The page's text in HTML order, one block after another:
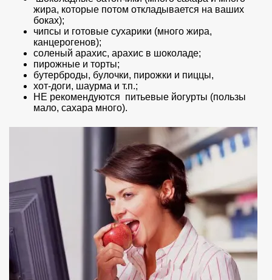
жира, которые потом откладывается на ваших
боках);
чипсы и готовые сухарики (много жира,
канцерогенов);
соленый арахис, арахис в шоколаде;
пирожные и торты;
бутерброды, булочки, пирожки и пиццы,
хот-доги, шаурма и т.п.;
НЕ рекомендуются питьевые йогурты (пользы
мало, сахара много).